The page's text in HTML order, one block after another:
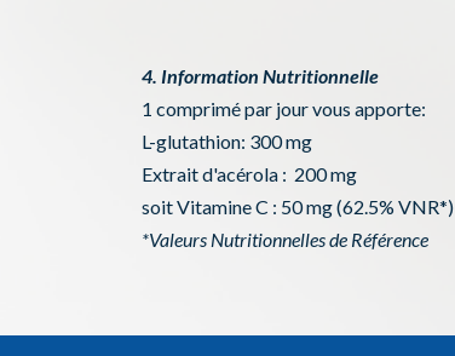
4. Information Nutritionnelle
1 comprimé par jour vous apporte:
L-glutathion: 300 mg
Extrait d'acérola : 200 mg
soit Vitamine C : 50 mg (62.5% VNR*)
*Valeurs Nutritionnelles de Référence